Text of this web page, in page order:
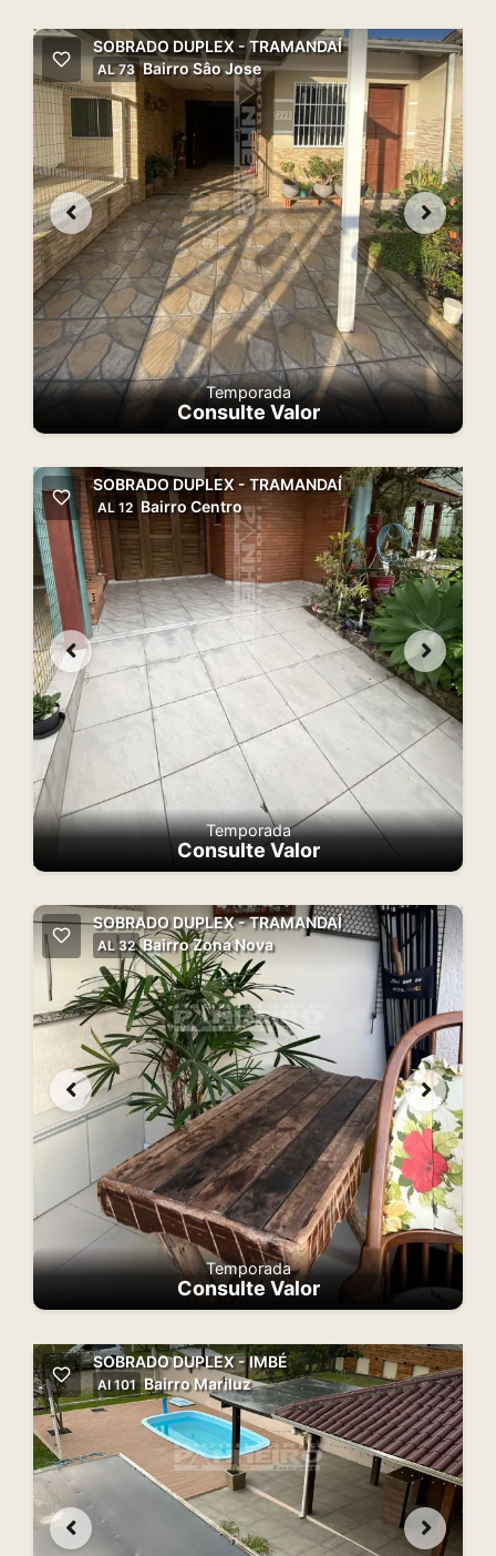
SOBRADO DUPLEX - TRAMANDAÍ
AL 73 Bairro Sâo Jose
Temporada
Consulte Valor
SOBRADO DUPLEX - TRAMANDAÍ
AL 12 Bairro Centro
Temporada
Consulte Valor
SOBRADO DUPLEX - TRAMANDAÍ
AL 32 Bairro Zona Nova
Temporada
Consulte Valor
SOBRADO DUPLEX - IMBÉ
AI 101 Bairro Mariluz